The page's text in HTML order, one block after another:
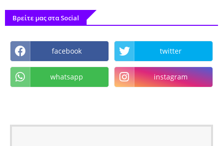
Βρείτε μας στα Social
facebook twitter
whatsapp instagram